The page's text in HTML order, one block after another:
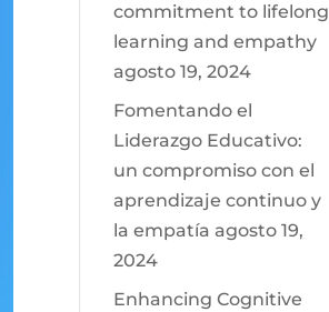
commitment to lifelong
learning and empathy
agosto 19, 2024
Fomentando el
Liderazgo Educativo:
un compromiso con el
aprendizaje continuo y
la empatía agosto 19,
2024
Enhancing Cognitive